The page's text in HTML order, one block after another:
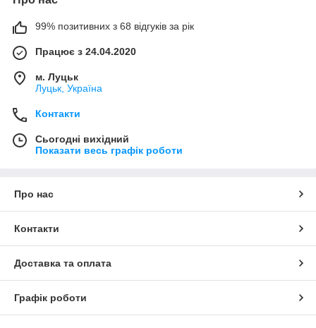
99% позитивних з 68 відгуків за рік
Працює з 24.04.2020
м. Луцьк
Луцьк, Україна
Контакти
Сьогодні вихідний
Показати весь графік роботи
Про нас
Контакти
Доставка та оплата
Графік роботи